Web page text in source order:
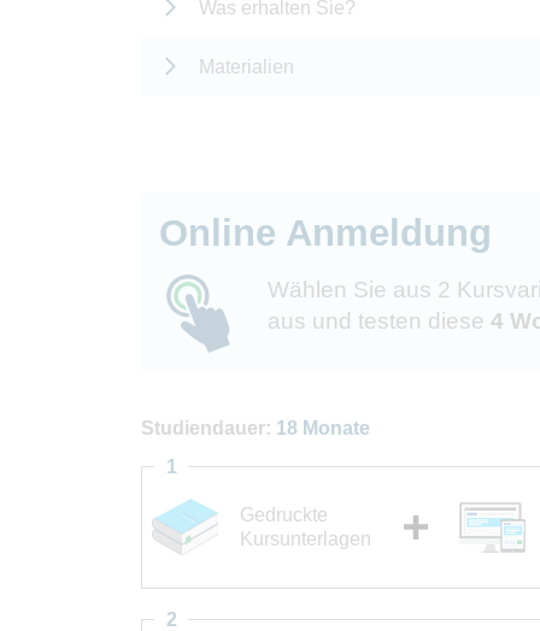
Was erhalten Sie?
Materialien
Online Anmeldung
Wählen Sie aus 2
aus und testen diese 4
Studiendauer: 18 Monate
Gedruckte
Kursunterlagen
1
2